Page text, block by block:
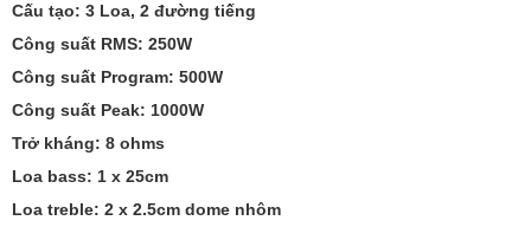
Cấu tạo: 3 Loa, 2 đường tiếng
Công suất RMS: 250W
Công suất Program: 500W
Công suất Peak: 1000W
Trở kháng: 8 ohms
Loa bass: 1 x 25cm
Loa treble: 2 x 2.5cm dome nhôm